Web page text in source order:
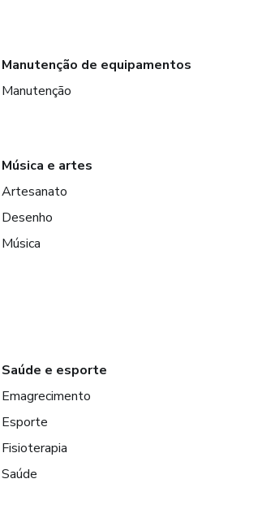
Manutenção de equipamentos
Manutenção
Música e artes
Artesanato
Desenho
Música
Saúde e esporte
Emagrecimento
Esporte
Fisioterapia
Saúde